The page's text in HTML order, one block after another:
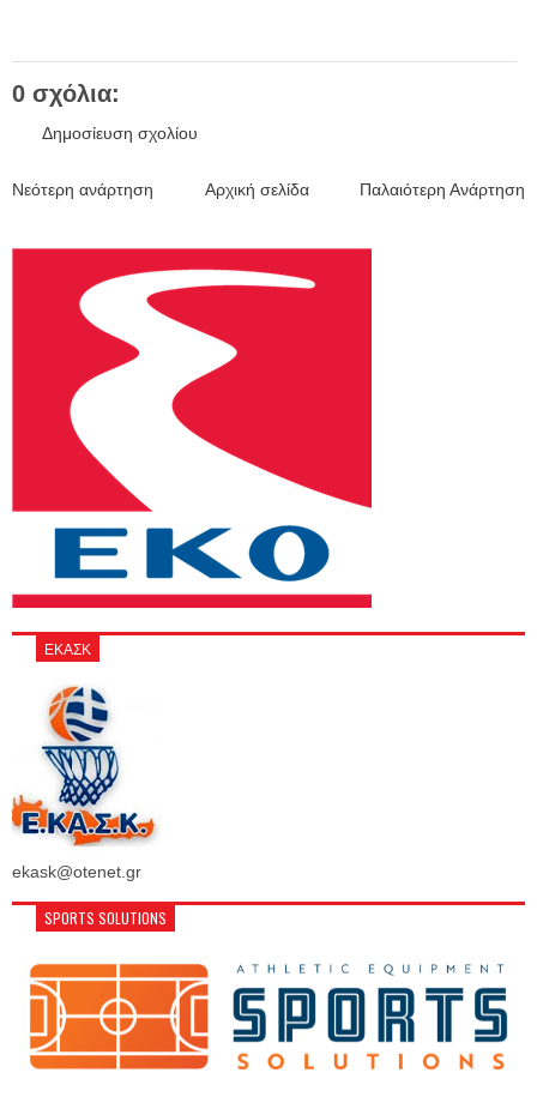
0 σχόλια:
Δημοσίευση σχολίου
Νεότερη ανάρτηση Παλαιότερη Ανάρτηση
Αρχική σελίδα
ΕΚΑΣΚ
ekask@otenet.gr
SPORTS SOLUTIONS